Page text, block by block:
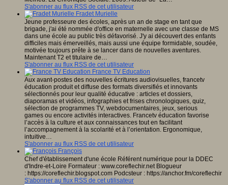
S'abonner au flux RSS de cet utilisateur
Fradet Murielle
Jeune professeure des écoles, après un an de stage en tant que
brigade, j'ai été nommée d'office en maternelle avec une classe de MS
dans une école au public très défavorisé. J'y ai découvert des enfants
difficiles mais émerveillés, mais aussi une équipe formidable, soudée,
motivée toujours prête à se lancer dans de nouvelles aventures.
Maintenant T2 et titulaire de…
S'abonner au flux RSS de cet utilisateur
France TV Education
Aux avant-postes des nouvelles écritures audiovisuelles, francetv
éducation produit et diffuse des formats diversifiés et innovants
sélectionnés pour leur qualité éducative : articles et dossiers,
diaporamas et vidéos, infographies et frises chronologiques, quiz,
sélection de programmes TV, web­documentaires, jeux, serious
games ou encore activités interactives. Francetv éducation favorise
l’accès à la culture et aux connaissances tout en facilitant
l’accompagnement à la scolarité et à l’orientation. Ergonomique,
intuitive…
S'abonner au flux RSS de cet utilisateur
François
Chef d'établissement d'une école Référent numérique pour la DDEC
d'Indre-et-Loire Formateur : www.coreflechir.net Blogueur
: https://coreflechir.blogspot.com Podcsteur : https://anchor.fm/coreflechir
S'abonner au flux RSS de cet utilisateur